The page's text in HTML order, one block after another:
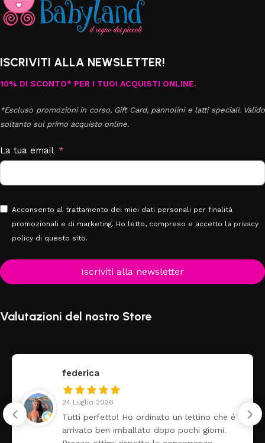
ISCRIVITI ALLA NEWSLETTER!
10% DI SCONTO* PER I TUOI ACQUISTI ONLINE.
*Escluso promozioni in corso, Gift Card, pannolini e latti speciali. Valido
soltanto sul primo acquisto online.
La tua email
Acconsento al trattamento dei miei dati personali per finalità
promozionali e di marketing. Ho letto, compreso e accetto la privacy
policy di questo sito.
Iscriviti alla newsletter
Valutazioni del nostro Store
federica
24 Luglio 2026
Tutti perfetto! Ho ordinato un lettino che é
arrivato ben imballato dopo pochi giorni.